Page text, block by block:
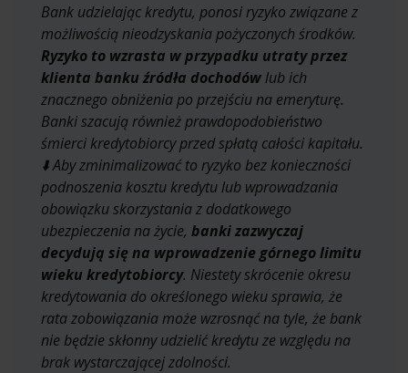
Bank udzielając kredytu, ponosi ryzyko związane z
możliwością nieodzyskania pożyczonych środków.
Ryzyko to wzrasta w przypadku utraty przez
klienta banku źródła dochodówlub ich
znacznego obniżenia po przejściu na emeryturę.
Banki szacują również prawdopodobieństwo
śmierci kredytobiorcy przed spłatą całości kapitału.
⬇️ Aby zminimalizować to ryzyko bez konieczności
podnoszenia kosztu kredytu lub wprowadzania
obowiązku skorzystania z dodatkowego
ubezpieczenia na życie, banki zazwyczaj
decydują się na wprowadzenie górnego limitu
wieku kredytobiorcy. Niestety skrócenie okresu
kredytowania do określonego wieku sprawia, że
rata zobowiązania może wzrosnąć na tyle, że bank
nie będzie skłonny udzielić kredytu ze względu na
brak wystarczającej zdolności.